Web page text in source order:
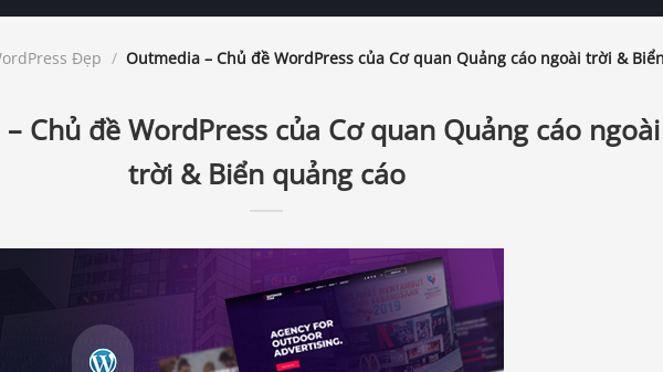
Đẹp / Outmedia – Chủ đề WordPress của Cơ quan Quảng cáo ngoài trời &
Chủ đề WordPress của Cơ quan Quảng cáo ngoài
trời & Biển quảng cáo